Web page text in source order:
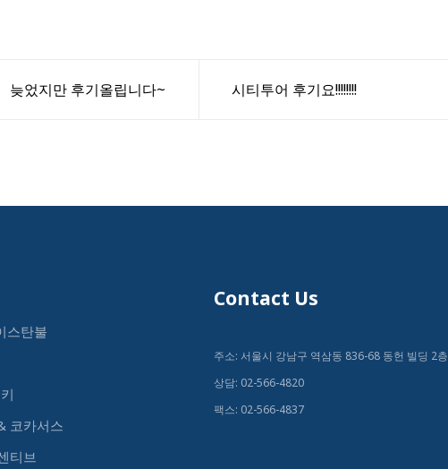
늦었지만 후기올립니다~ 시티투어 후기요!!!!!!!!
스탄불
코카서스
티브
Contact Us
주소: 서울시 강남구 역삼동 836-68 동헌 빌딩 2층
상담: 02-566-4820
팩스: 02-566-4837